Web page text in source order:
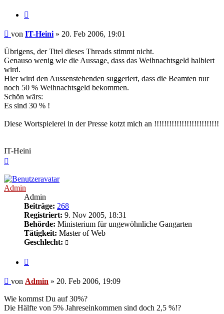
Beitrag
von IT-Heini » 20. Feb 2006, 19:01
Übrigens, der Titel dieses Threads stimmt nicht.
Genauso wenig wie die Aussage, dass das Weihnachtsgeld halbiert
wird.
Hier wird den Aussenstehenden suggeriert, dass die Beamten nur
noch 50 % Weihnachtsgeld bekommen.
Schön wärs:
Es sind 30 % !
Diese Wortspielerei in der Presse kotzt mich an !!!!!!!!!!!!!!!!!!!!!!!!!!
IT-Heini
Admin
Admin
Beiträge: 268
Registriert: 9. Nov 2005, 18:31
Behörde: Ministerium für ungewöhnliche Gangarten
Tätigkeit: Master of Web
Geschlecht:
Beitrag
von Admin » 20. Feb 2006, 19:09
Wie kommst Du auf 30%?
Die Hälfte von 5% Jahreseinkommen sind doch 2,5 %!?